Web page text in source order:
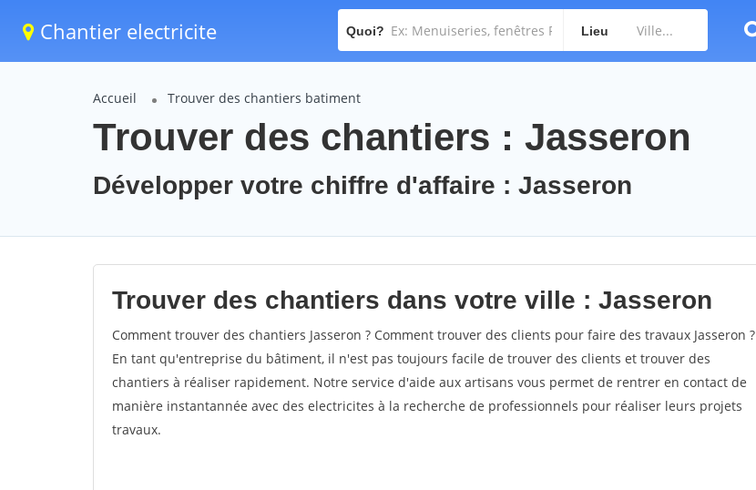
Chantier electricite Quoi? Lieu
Accueil Trouver des chantiers batiment
Trouver des chantiers : Jasseron
Développer votre chiffre d'affaire : Jasseron
Trouver des chantiers dans votre ville : Jasseron
Comment trouver des chantiers Jasseron ? Comment trouver des clients pour faire des travaux Jasseron ?
En tant qu'entreprise du bâtiment, il n'est pas toujours facile de trouver des clients et trouver des
chantiers à réaliser rapidement. Notre service d'aide aux artisans vous permet de rentrer en contact de
manière instantannée avec des electricites à la recherche de professionnels pour réaliser leurs projets
travaux.